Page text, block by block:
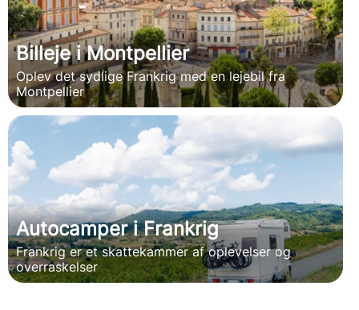
Billeje i Montpellier
Oplev det sydlige Frankrig med en lejebil fra
Montpellier
Autocamper i Frankrig
Frankrig er et skattekammer af oplevelser og
overraskelser